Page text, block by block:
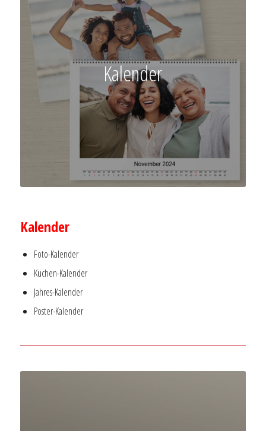
Kalender
Kalender
Foto-Kalender
Küchen-Kalender
Jahres-Kalender
Poster-Kalender